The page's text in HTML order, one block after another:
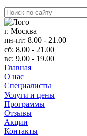
г. Москва
пн-пт: 8.00 - 21.00
сб: 8.00 - 21.00
вс: 9.00 - 19.00
Главная
О нас
Cпециалисты
Услуги и цены
Программы
Отзывы
Акции
Контакты